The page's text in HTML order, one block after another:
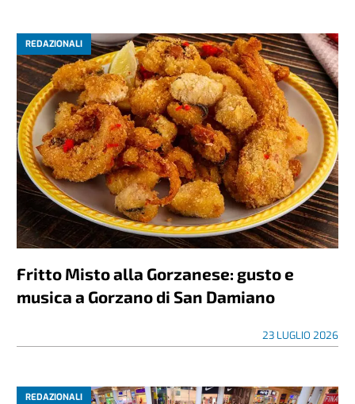
REDAZIONALI
Fritto Misto alla Gorzanese: gusto e
musica a Gorzano di San Damiano
23 LUGLIO 2026
REDAZIONALI